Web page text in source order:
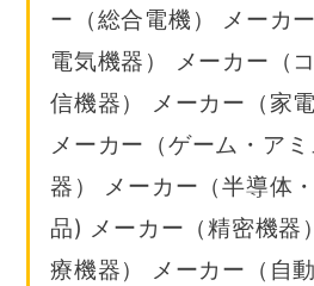
ー（総合電機） メーカ
電気機器） メーカー（
信機器） メーカー（家
メーカー（ゲーム・ア
器） メーカー（半導体
品) メーカー（精密機器
療機器） メーカー（自